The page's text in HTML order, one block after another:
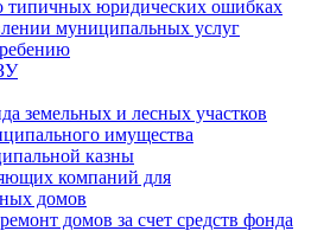
типичных юридических ошибках
муниципальных услуг
земельных и лесных участков
имущества
казны
компаний для
домов
домов за счет средств фонда